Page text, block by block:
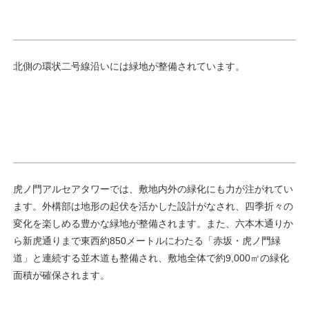
北側の環状二号線沿いには緑地が整備されています。
虎ノ門アルセアタワーでは、敷地内外の緑化にも力が注がれてい
ます。外構部は地形の起伏を活かした設計がなされ、四季折々の
変化を楽しめる豊かな緑地が整備されます。また、六本木通りか
ら新虎通りまで東西約850メートルにわたる「赤坂・虎ノ門緑
道」と連続する並木道も整備され、敷地全体で約9,000㎡の緑化
面積が確保されます。